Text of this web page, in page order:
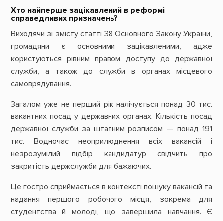
Хто найперше зацікавлений в реформі
справедливих призначень?
Виходячи зі змісту статті 38 Основного Закону України,
громадяни є основними зацікавленими, адже
користуються рівним правом доступу до державної
служби, а також до служби в органах місцевого
самоврядування.
Загалом уже не перший рік налічується понад 30 тис.
вакантних посад у державних органах. Кількість посад
державної служби за штатним розписом — понад 191
тис. Водночас неоприлюднення всіх вакансій і
незрозумілий підбір кандидатур свідчить про
закритість держслужби для бажаючих.
Це гостро сприймається в контексті пошуку вакансій та
надання першого робочого місця, зокрема для
студентства й молоді, що завершила навчання. Є